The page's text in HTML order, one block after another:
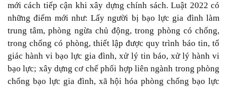
mới cách tiếp cận khi xây dựng chính sách. Luật 2022 có
những điểm mới như: Lấy người bị bạo lực gia đình làm
trung tâm, phòng ngừa chủ động, trong phòng có chống,
trong chống có phòng, thiết lập được quy trình báo tin, tố
giác hành vi bạo lực gia đình, xử lý tin báo, xử lý hành vi
bạo lực; xây dựng cơ chế phối hợp liên ngành trong phòng
chống bạo lực gia đình, xã hội hóa phòng chống bạo lực